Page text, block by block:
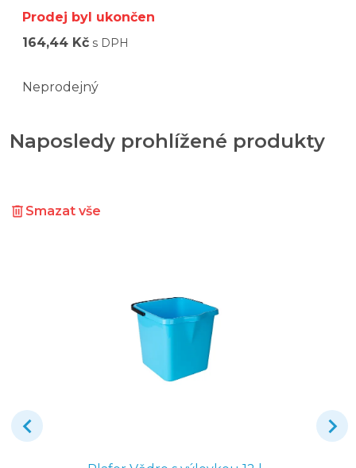
Prodej byl ukončen
164,44 Kč s DPH
Neprodejný
Naposledy prohlížené produkty
Smazat vše